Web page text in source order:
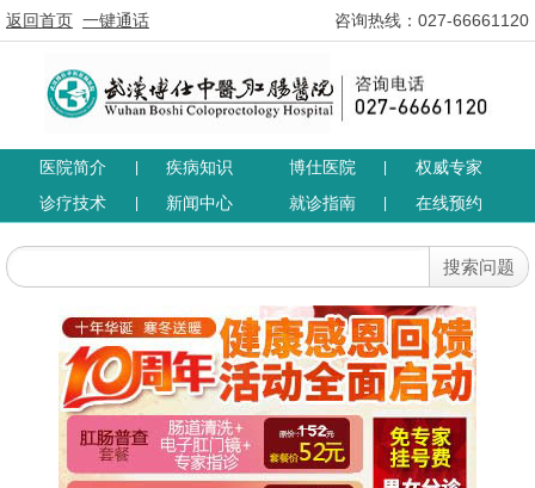
返回首页 一键通话 咨询热线：027-66661120
医院简介 疾病知识 博仕医院
权威专家
诊疗技术
新闻中心 就诊指南 在线预约